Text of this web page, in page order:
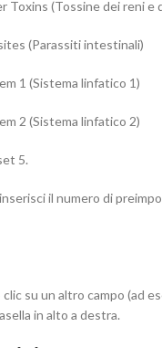
Toxins (Tossine dei reni e
(Parassiti intestinali)
1 (Sistema linfatico 1)
2 (Sistema linfatico 2)
5.
il numero di
su un altro campo (ad
in alto a destra.